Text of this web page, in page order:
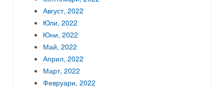
Август, 2022
Юли, 2022
Юни, 2022
Май, 2022
Април, 2022
Март, 2022
Февруари, 2022